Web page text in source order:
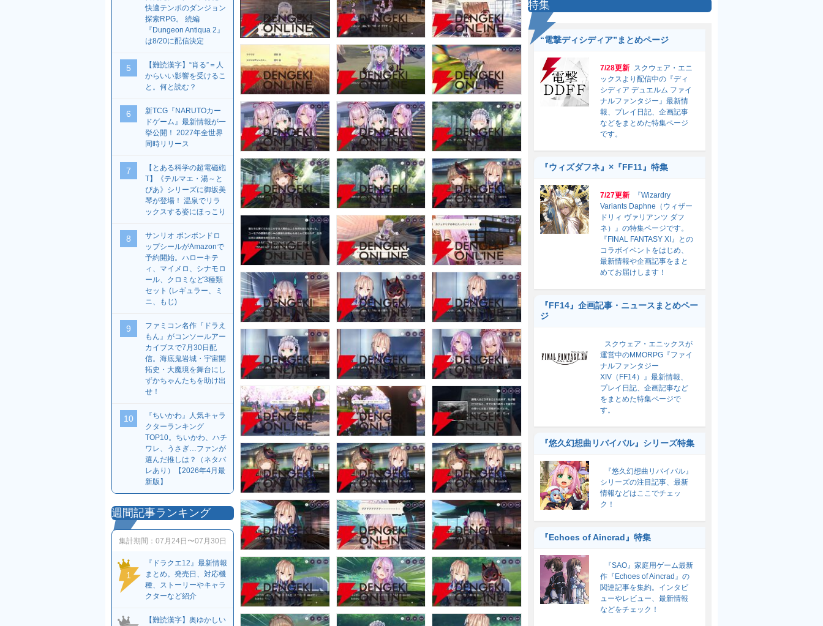
快適テンポのダンジョン
探索RPG。 続編
『Dungeon Antiqua 2』
は8/20に配信決定
5
【難読漢字】“肖る”＝人
からいい影響を受けるこ
と。何と読む？
6
新TCG『NARUTOカー
ドゲーム』最新情報が一
挙公開！ 2027年全世界
同時リリース
7
【とある科学の超電磁砲
T】《テルマエ・湯～と
ぴあ》シリーズに御坂美
琴が登場！ 温泉でリラ
ックスする姿にほっこり
8
サンリオ ボンボンドロ
ップシールがAmazonで
予約開始。ハローキテ
ィ、マイメロ、シナモロ
ール、クロミなど3種類
セット (レギュラー、ミ
ニ、もじ)
9
ファミコン名作『ドラえ
もん』がコンソールアー
カイブスで7月30日配
信。海底鬼岩城・宇宙開
拓史・大魔境を舞台にし
ずかちゃんたちを助け出
せ！
10
『ちいかわ』人気キャラ
クターランキング
TOP10。ちいかわ、ハチ
ワレ、うさぎ…ファンが
選んだ推しは？（ネタバ
レあり）【2026年4月最
新版】
週間記事ランキング
集計期間： 07月24日〜07月30日
1
『ドラクエ12』最新情報
まとめ。発売日、対応機
種、ストーリーやキャラ
クターなど紹介
【難読漢字】奥ゆかしい
特集
“電撃ディシディア”まとめページ
7/28更新 スクウェア・エニ
ックスより配信中の『ディ
シディア デュエルム ファイ
ナルファンタジー』最新情
報、プレイ日記、企画記事
などをまとめた特集ページ
です。
『ウィズダフネ』×『FF11』特集
7/27更新
『Wizardry
Variants Daphne（ウィザー
ドリィ ヴァリアンツ ダフ
ネ）』の特集ページです。
『FINAL FANTASY XI』との
コラボイベントをはじめ、
最新情報や企画記事をまと
めてお届けします！
『FF14』企画記事・ニュースまとめペー
ジ
スクウェア・エニックスが
運営中のMMORPG『ファイ
ナルファンタジー
XIV（FF14）』最新情報、
プレイ日記、企画記事など
をまとめた特集ページで
す。
『悠久幻想曲リバイバル』シリーズ特集
『悠久幻想曲リバイバル』
シリーズの注目記事、最新
情報などはここでチェッ
ク！
『Echoes of Aincrad』特集
『SAO』家庭用ゲーム最新
作『Echoes of Aincrad』の
関連記事を集約。インタビ
ューやレビュー、最新情報
などをチェック！